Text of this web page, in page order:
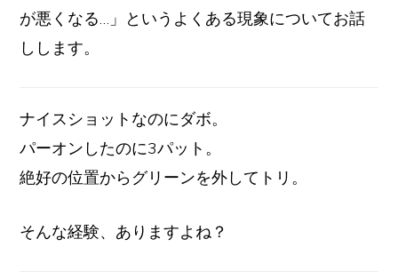
が悪くなる…」というよくある現象についてお話
しします。
ナイスショットなのにダボ。
パーオンしたのに3パット。
絶好の位置からグリーンを外してトリ。
そんな経験、ありますよね？